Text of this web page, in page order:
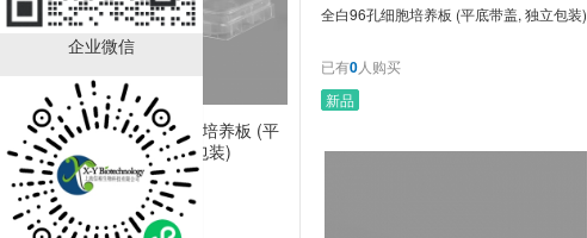
企业微信
全黑96孔细胞培养板 (平
底带盖, 独立包装)
￥115.00
0人购买
全白96孔细胞培养板 (平底带盖, 独立包装)
已有0人购买
新品